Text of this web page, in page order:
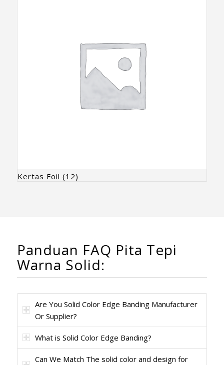
Kertas Foil (12)
Panduan FAQ Pita Tepi
Warna Solid:
Are You Solid Color Edge Banding Manufacturer
Or Supplier?
What is Solid Color Edge Banding?
Can We Match The solid color and design for